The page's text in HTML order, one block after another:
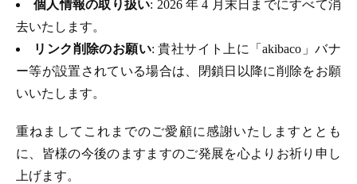
個人情報の取り扱い: 2026 年 4 月末日までにすべて消
去いたします。
リンク削除のお願い: 貴社サイト上に「akibaco」バナ
ー等が設置されている場合は、閉鎖日以降に削除をお願
いいたします。
重ねましてこれまでのご愛顧に感謝いたしますととも
に、皆様の今後のますますのご発展を心よりお祈り申し
上げます。